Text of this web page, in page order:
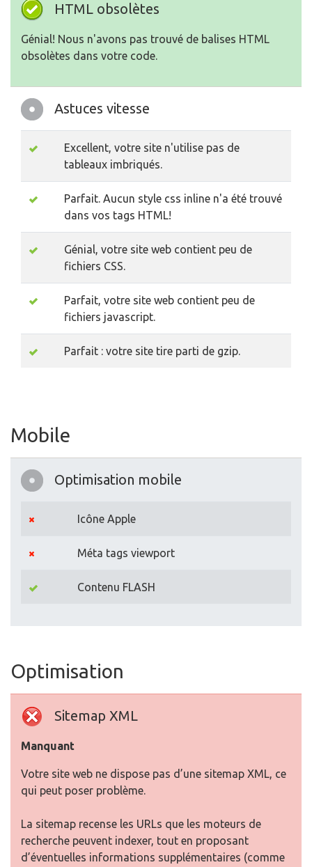
HTML obsolètes
Génial! Nous n'avons pas trouvé de balises HTML
obsolètes dans votre code.
Astuces vitesse
Excellent, votre site n'utilise pas de
tableaux imbriqués.
Parfait. Aucun style css inline n'a été trouvé
dans vos tags HTML!
Génial, votre site web contient peu de
fichiers CSS.
Parfait, votre site web contient peu de
fichiers javascript.
Parfait : votre site tire parti de gzip.
Mobile
Optimisation mobile
Icône Apple
Méta tags viewport
Contenu FLASH
Optimisation
Sitemap XML
Manquant
Votre site web ne dispose pas d’une sitemap XML, ce
qui peut poser problème.
La sitemap recense les URLs que les moteurs de
recherche peuvent indexer, tout en proposant
d’éventuelles informations supplémentaires (comme